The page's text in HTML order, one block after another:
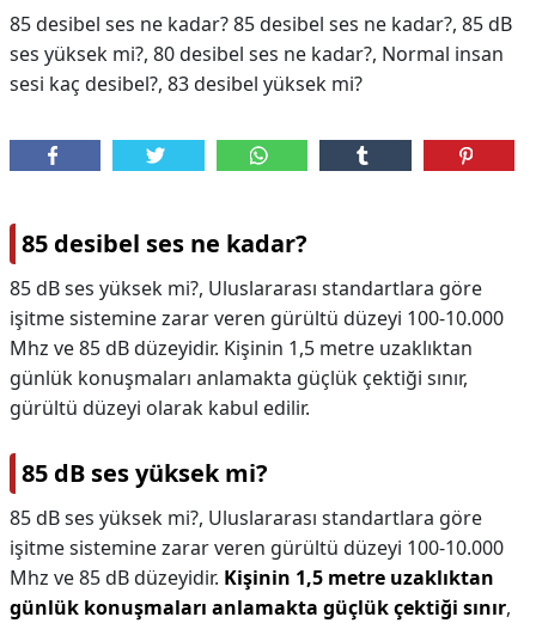
85 desibel ses ne kadar? 85 desibel ses ne kadar?, 85 dB
ses yüksek mi?, 80 desibel ses ne kadar?, Normal insan
sesi kaç desibel?, 83 desibel yüksek mi?
85 desibel ses ne kadar?
85 dB ses yüksek mi?, Uluslararası standartlara göre
işitme sistemine zarar veren gürültü düzeyi 100-10.000
Mhz ve 85 dB düzeyidir. Kişinin 1,5 metre uzaklıktan
günlük konuşmaları anlamakta güçlük çektiği sınır,
gürültü düzeyi olarak kabul edilir.
85 dB ses yüksek mi?
85 dB ses yüksek mi?, Uluslararası standartlara göre
işitme sistemine zarar veren gürültü düzeyi 100-10.000
Mhz ve 85 dB düzeyidir. Kişinin 1,5 metre uzaklıktan
günlük konuşmaları anlamakta güçlük çektiği sınır,